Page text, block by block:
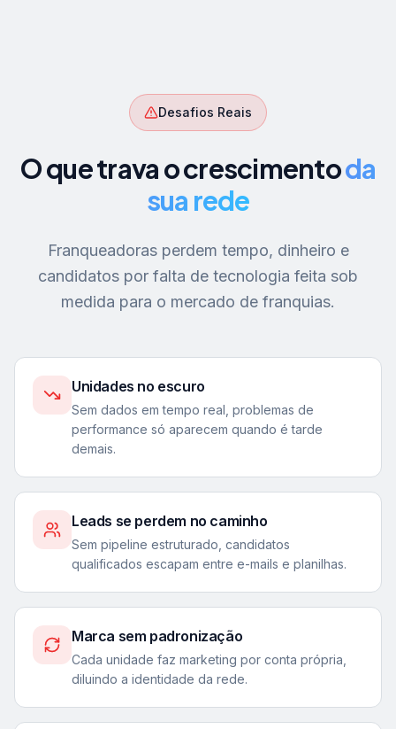
Desafios Reais
O que trava o crescimentoda
sua rede
Franqueadoras perdem tempo, dinheiro e
candidatos por falta de tecnologia feita sob
medida para o mercado de franquias.
Unidades no escuro
Sem dados em tempo real, problemas de
performance só aparecem quando é tarde
demais.
Leads se perdem no caminho
Sem pipeline estruturado, candidatos
qualificados escapam entre e-mails e planilhas.
Marca sem padronização
Cada unidade faz marketing por conta própria,
diluindo a identidade da rede.